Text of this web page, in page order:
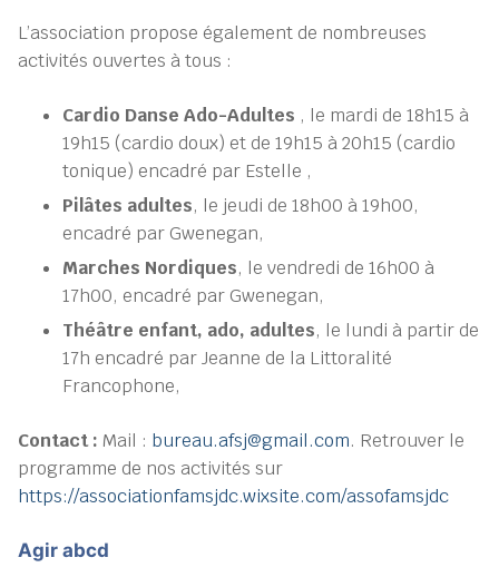
L’association propose également de nombreuses
activités ouvertes à tous :
Cardio Danse Ado-Adultes , le mardi de 18h15 à
19h15 (cardio doux) et de 19h15 à 20h15 (cardio
tonique) encadré par Estelle ,
Pilâtes adultes, le jeudi de 18h00 à 19h00,
encadré par Gwenegan,
Marches Nordiques, le vendredi de 16h00 à
17h00, encadré par Gwenegan,
Théâtre enfant, ado, adultes, le lundi à partir de
17h encadré par Jeanne de la Littoralité
Francophone,
Contact : Mail : bureau.afsj@gmail.com. Retrouver le
programme de nos activités sur
https://associationfamsjdc.wixsite.com/assofamsjdc
Agir abcd